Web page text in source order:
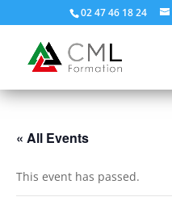
02 47 46 18 24
« All Events
This event has passed.